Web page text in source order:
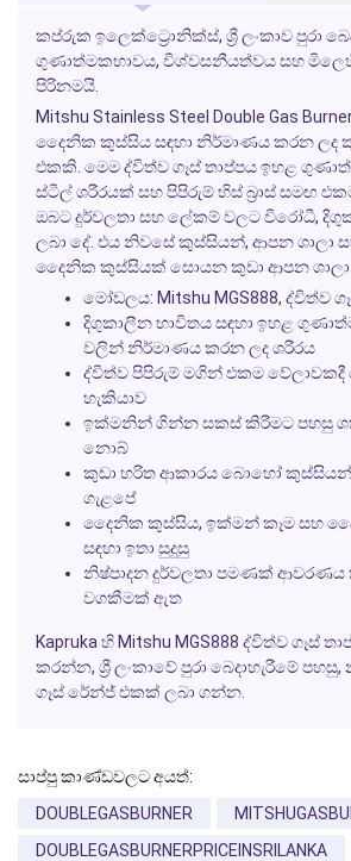
කප්රුක ඉලෙක්ට්‍රොනික්ස්, ශ්‍රී ලංකාව පුරා
ගුණාත්මකභාවය, විශ්වසනීයත්වය සහ
පිරිනමයි.
Mitshu Stainless Steel Double Gas
දෛනික කුස්සිය සඳහා නිර්මාණය කරන ලද
එකකි. මෙම ද්විත්ව ගෑස් තාප්පය ඉහළ
ස්ටීල් ශරීරයක් සහ පිපිරුම් හිස් බ්‍රාස් සමඟ
ඔබට දුර්වලතා සහ ලේකම් වලට විරෝධී,
ලබා දේ. එය නිවසේ කුස්සියන්, ආපන ශාලා
දෛනික කුස්සියක් සොයන කුඩා ආපන ශාලා
මෝඩලය: Mitshu MGS888, ද්විත්ව
දිගුකාලීන භාවිතය සඳහා ඉහළ
වලින් නිර්මාණය කරන ලද ශරීරය
ද්විත්ව පිපිරුම් මගින් එකම වේලාවකදී
හැකියාව
ඉක්මනින් ගින්න සකස් කිරීමට පහසු
නොබ්
කුඩා හරිත ආකාරය බොහෝ
ගැළපේ
දෛනික කුස්සිය, ඉක්මන් කෑම සහ
සඳහා ඉතා සුදුසු
නිෂ්පාදන දුර්වලතා පමණක් ආවරණය
වගකීමක් ඇත
Kapruka හි Mitshu MGS888 ද්විත්ව ගෑස්
කරන්න, ශ්‍රී ලංකාවේ පුරා බෙදාහැරීමේ
ගෑස් රේන්ජ් එකක් ලබා ගන්න.
සාප්පු කාණ්ඩවලට අයත්:
DOUBLEGASBURNER
DOUBLEGASBURNERPRICEINSRILANKA